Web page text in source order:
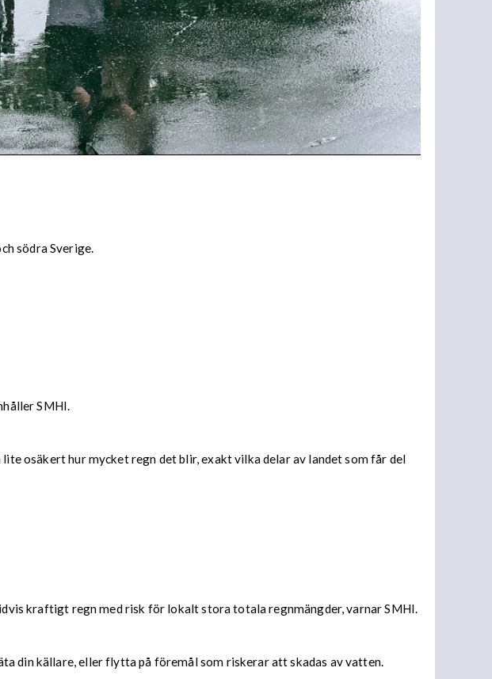
södra Sverige.
SMHI.
osäkert hur mycket regn det blir, exakt vilka delar av landet som får del
kraftigt regn med risk för lokalt stora totala regnmängder, varnar SMHI.
din källare, eller flytta på föremål som riskerar att skadas av vatten.